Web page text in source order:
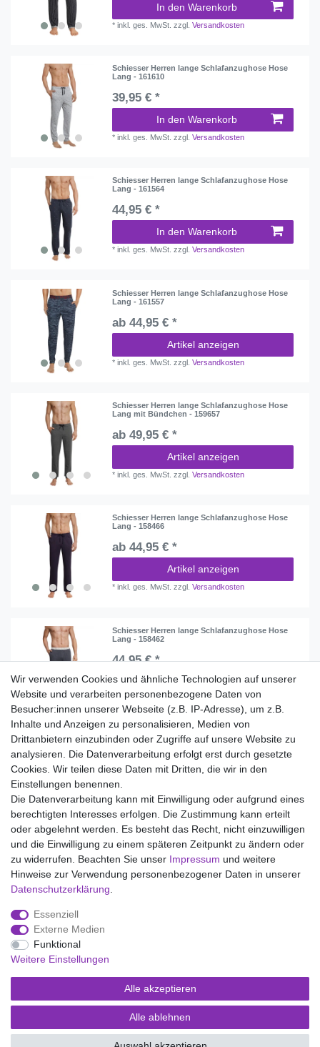
In den Warenkorb
*inkl. ges. MwSt. zzgl.Versandkosten
Schiesser Herren lange Schlafanzughose Hose
Lang - 161610
39,95 € *
In den Warenkorb
*inkl. ges. MwSt. zzgl.Versandkosten
Schiesser Herren lange Schlafanzughose Hose
Lang - 161564
44,95 € *
In den Warenkorb
*inkl. ges. MwSt. zzgl.Versandkosten
Schiesser Herren lange Schlafanzughose Hose
Lang - 161557
ab 44,95 € *
Artikel anzeigen
*inkl. ges. MwSt. zzgl.Versandkosten
Schiesser Herren lange Schlafanzughose Hose
Lang mit Bündchen - 159657
ab 49,95 € *
Artikel anzeigen
*inkl. ges. MwSt. zzgl.Versandkosten
Schiesser Herren lange Schlafanzughose Hose
Lang - 158466
ab 44,95 € *
Artikel anzeigen
*inkl. ges. MwSt. zzgl.Versandkosten
Schiesser Herren lange Schlafanzughose Hose
Lang - 158462
44,95 € *
In den Warenkorb
*inkl. ges. MwSt.zzgl.Versandkosten
Wir liefern mit DHL (auch Samstags)
14 Tage Rückgaberecht
Impressum Daten­schutz­erklärung AGB
Widerrufs­recht
Wir verwenden Cookies und ähnliche Technologien auf unserer
Website und verarbeiten personenbezogene Daten von
Besucher:innen unserer Webseite (z.B. IP-Adresse), um z.B.
Inhalte und Anzeigen zu personalisieren, Medien von
Drittanbietern einzubinden oder Zugriffe auf unsere Website zu
analysieren. Die Datenverarbeitung erfolgt erst durch gesetzte
Cookies. Wir teilen diese Daten mit Dritten, die wir in den
Einstellungen benennen.
Die Datenverarbeitung kann mit Einwilligung oder aufgrund eines
berechtigten Interesses erfolgen. Die Zustimmung kann erteilt
oder abgelehnt werden. Es besteht das Recht, nicht einzuwilligen
und die Einwilligung zu einem späteren Zeitpunkt zu ändern oder
zu widerrufen. Beachten Sie unser Impressum und weitere
Hinweise zur Verwendung personenbezogener Daten in unserer
Daten­schutz­erklärung
Essenziell
Externe Medien
Funktional
Weitere Einstellungen
Alle akzeptieren
Alle ablehnen